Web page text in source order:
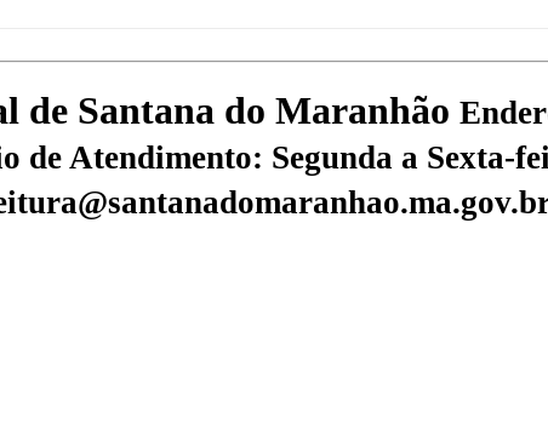
de Santana do Maranhão
de Atendimento: Segunda a Sexta-